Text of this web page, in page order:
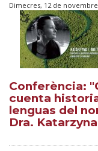
Dimecres, 12 de
Conferència:
cuenta
lenguas del
Dra.